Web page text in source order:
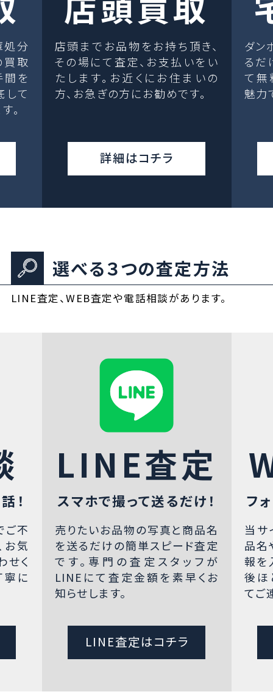
処分
取
間を
して
。
店頭までお品物をお持ち頂き、
その場にて査定、お支払いをい
たします。お近くにお住まいの
方、お急ぎの方にお勧めです。
詳細はコチラ
ダン
るだ
て無
魅力
選べる３つの査定方法
LINE査定、WEB査定や電話相談があります。
！
ご不
お気
せく
寧に
LINE査定
スマホで撮って送るだけ！
売りたいお品物の写真と商品名
を送るだけの簡単スピード査定
です。専門の査定スタッフが
LINEにて査定金額を素早くお
知らせします。
LINE査定はコチラ
フ
当サ
品名
報を
後ほ
てご